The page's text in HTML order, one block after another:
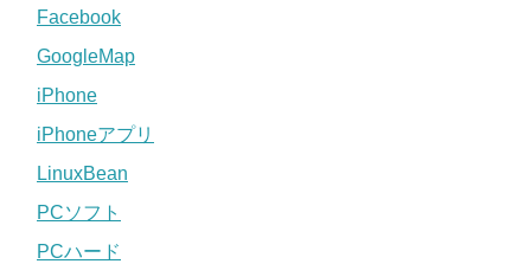
Facebook
GoogleMap
iPhone
iPhoneアプリ
LinuxBean
PCソフト
PCハード